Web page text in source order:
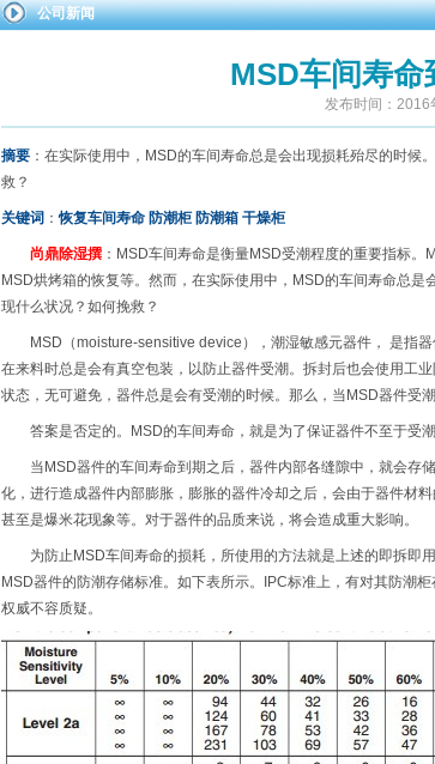
公司新闻
MSD车间寿命
发布时间：
摘要 ：在实际使用中，MSD的车间寿命总是会出现损耗殆尽的时
救？
关键词 ：恢复车间寿命 防潮柜 防潮箱 干燥柜
尚鼎除湿撰 ：MSD车间寿命是衡量MSD受潮程度的重要指标
MSD烘烤箱的恢复等。然而，在实际使用中，MSD的车间寿命总
现什么状况？如何挽救？
MSD（moisture-sensitive device），潮湿敏感元器件， 是指器
在来料时总是会有真空包装，以防止器件受潮。拆封后也会使用工
状态，无可避免，器件总是会有受潮的时候。那么，当MSD器件受
答案是否定的。MSD的车间寿命，就是为了保证器件不至于受潮
当MSD器件的车间寿命到期之后，器件内部各缝隙中，就会存
化，进行造成器件内部膨胀，膨胀的器件冷却之后，会由于器件材
甚至是爆米花现象等。对于器件的品质来说，将会造成重大影响。
为防止MSD车间寿命的损耗，所使用的方法就是上述的即拆即
MSD器件的防潮存储标准。如下表所示。IPC标准上，有对其防潮
权威不容质疑。